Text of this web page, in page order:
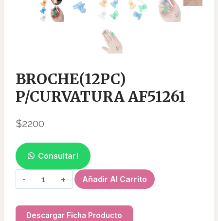
BROCHE(12PC)
P/CURVATURA AF51261
$2200
Consultar!
BROCHE(12PC)
P/CURVATURA
cantidad
Añadir Al Carrito
Descargar Ficha Producto